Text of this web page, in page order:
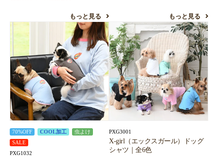
もっと見る もっと見る
70%OFF COOL加工
虫よけ
SALE
PXG1032
PXG3001
X-girl（エックスガール）ドッグ
シャツ｜全6色